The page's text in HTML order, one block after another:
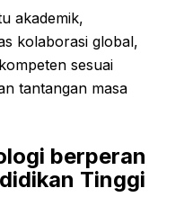
akademik,
kolaborasi global,
sesuai
tantangan masa
berperan
Tinggi